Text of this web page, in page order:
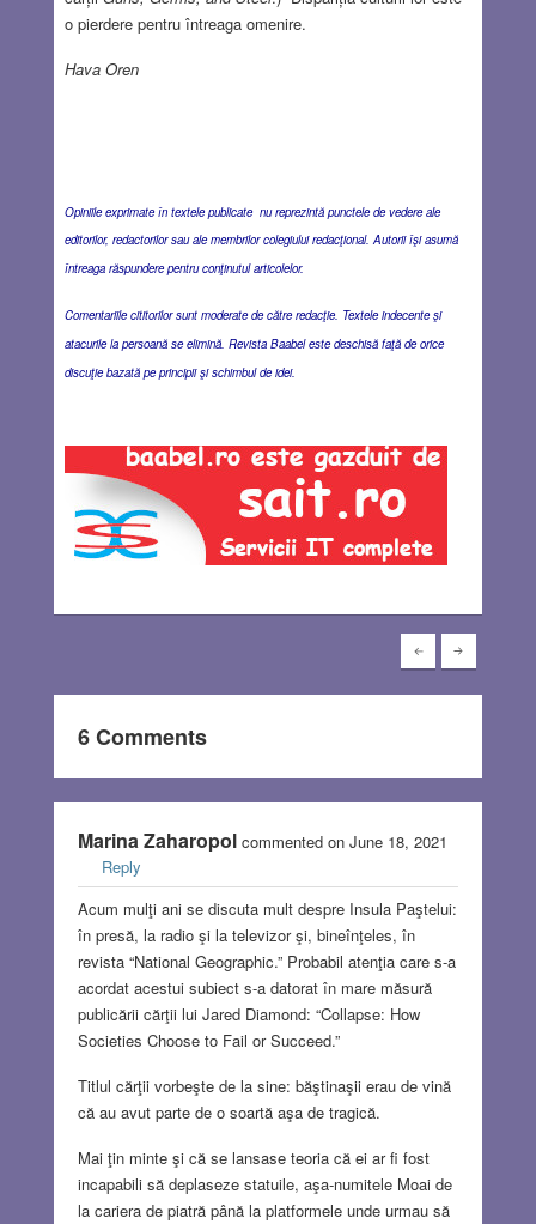
o pierdere pentru întreaga omenire.
Hava Oren
Opiniile exprimate în textele publicate nu reprezintă punctele de vedere ale
editorilor, redactorilor sau ale membrilor colegiului redacţional. Autorii îşi asumă
întreaga răspundere pentru conţinutul articolelor.
Comentariile cititorilor sunt moderate de către redacţie. Textele indecente şi
atacurile la persoană se elimină. Revista Baabel este deschisă faţă de orice
discuţie bazată pe principii şi schimbul de idei.
6 Comments
Marina Zaharopolcommented on June 18, 2021
Reply
Acum mulţi ani se discuta mult despre Insula Paştelui:
în presă, la radio şi la televizor şi, bineînţeles, în
revista “National Geographic.” Probabil atenţia care s-a
acordat acestui subiect s-a datorat în mare măsură
publicării cărţii lui Jared Diamond: “Collapse: How
Societies Choose to Fail or Succeed.”
Titlul cărţii vorbeşte de la sine: băştinaşii erau de vină
că au avut parte de o soartă aşa de tragică.
Mai ţin minte şi că se lansase teoria că ei ar fi fost
incapabili să deplaseze statuile, aşa-numitele Moai de
la cariera de piatră până la platformele unde urmau să